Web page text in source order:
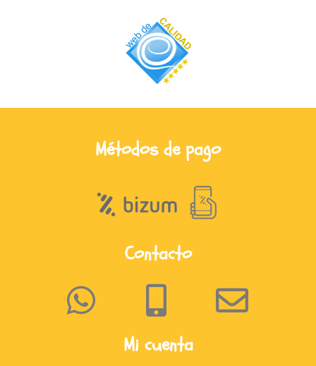
Métodos de pago
Contacto
Mi cuenta